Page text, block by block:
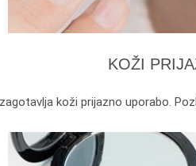
KOŽI
koži prijazno uporabo.